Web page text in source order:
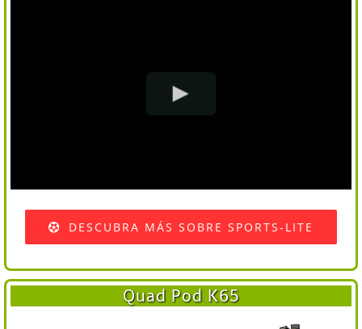
DESCUBRA MÁS SOBRE SPORTS-LITE
Quad Pod K65